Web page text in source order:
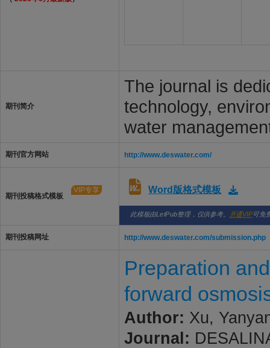
期刊简介
The journal is
technology,
water
期刊官方网站 http://www.deswater.com/
期刊投稿格式模板
VIP专享 Word版格式模板
此模板由LetPub整理，仅供参考。 开通VIP可免
期刊投稿网址 http://www.deswater.com/submission.php
Preparation
forward
Author: Xu,
Journal: